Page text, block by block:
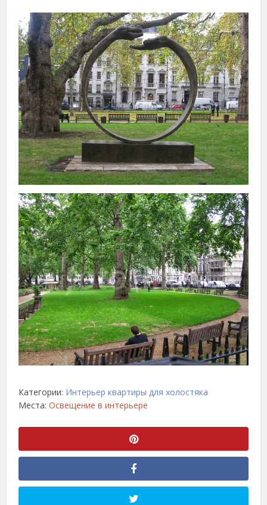
Категории: Интерьер квартиры для холостяка
Места:Освещение в интерьере